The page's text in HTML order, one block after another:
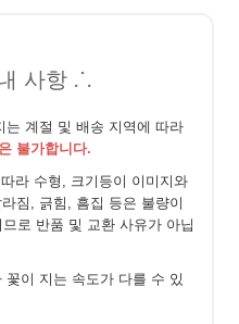
사항 ⸫
는 계절 및 배송 지역에 따라
불가합니다.
라 수형, 크기등이 이미지와
짐, 긁힘, 흠집 등은 불량이
로 반품 및 교환 사유가 아닙
꽃이 지는 속도가 다를 수 있